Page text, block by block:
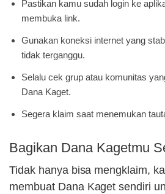
Pastikan kamu sudah login ke
membuka link.
Gunakan koneksi internet yang
tidak terganggu.
Selalu cek grup atau komunitas
Dana Kaget.
Segera klaim saat menemukan
Bagikan Dana Kagetmu
Tidak hanya bisa mengklaim,
membuat Dana Kaget sendiri